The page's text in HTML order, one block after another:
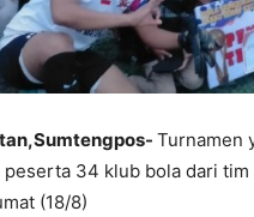
Turnamen
34 klub bola dari
(18/8)